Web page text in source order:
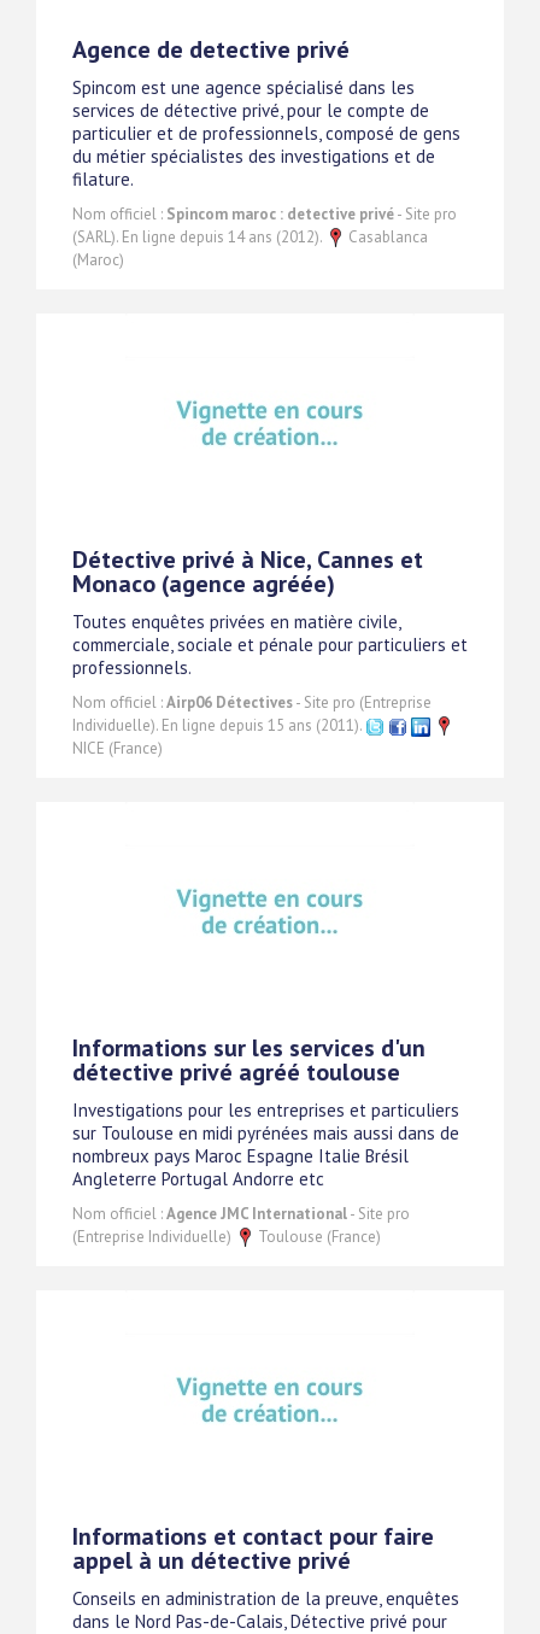
Agence de detective privé
Spincom est une agence spécialisé dans les
services de détective privé, pour le compte de
particulier et de professionnels, composé de gens
du métier spécialistes des investigations et de
filature.
Nom officiel : Spincom maroc : detective privé- Site pro
(SARL). En ligne depuis 14 ans (2012).
Casablanca
(Maroc)
Détective privé à Nice, Cannes et
Monaco (agence agréée)
Toutes enquêtes privées en matière civile,
commerciale, sociale et pénale pour particuliers et
professionnels.
Nom officiel :Airp06 Détectives- Site pro (Entreprise
Individuelle). En ligne depuis 15 ans (2011).
NICE (France)
Informations sur les services d'un
détective privé agréé toulouse
Investigations pour les entreprises et particuliers
sur Toulouse en midi pyrénées mais aussi dans de
nombreux pays Maroc Espagne Italie Brésil
Angleterre Portugal Andorre etc
Nom officiel :Agence JMC International- Site pro
(Entreprise Individuelle)
Toulouse (France)
Informations et contact pour faire
appel à un détective privé
Conseils en administration de la preuve, enquêtes
dans le Nord Pas-de-Calais, Détective privé pour